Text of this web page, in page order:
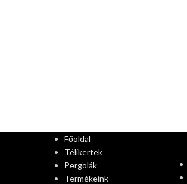
Főoldal
Télikertek
Pergolák
Termékeink